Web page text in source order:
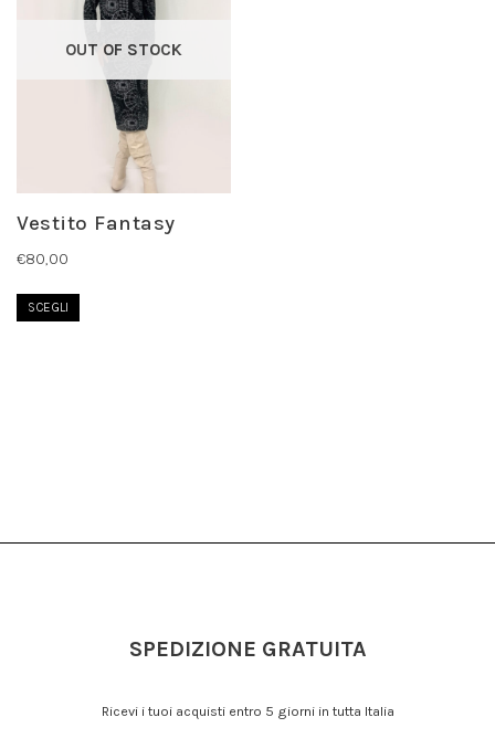
OUT OF STOCK
Vestito Fantasy
€80,00
SCEGLI
SPEDIZIONE GRATUITA
Ricevi i tuoi acquisti entro 5 giorni in tutta Italia